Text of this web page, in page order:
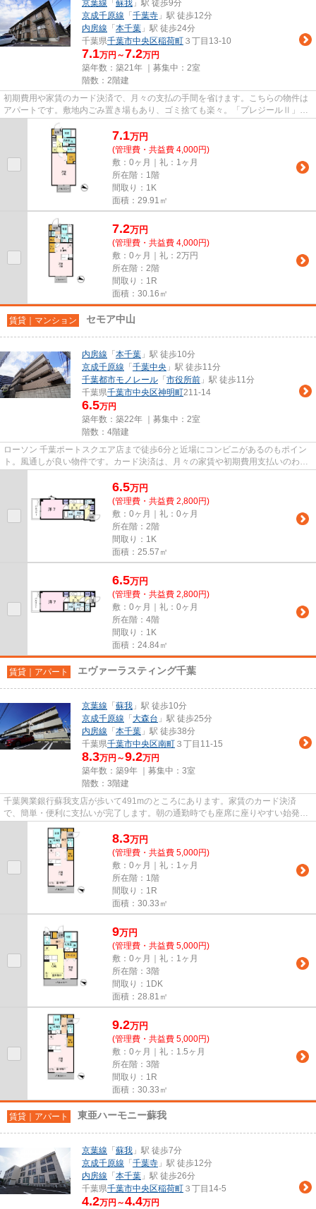
京葉線 「 蘇我 」駅 徒歩9分
京成千原線 「 千葉寺 」駅 徒歩12分
内房線 「 本千葉 」駅 徒歩24分
千葉県千葉市中央区稲荷町 ３丁目13-10
7.1万円～7.2万円
築年数：築21年 ｜募集中： 2室
階数：2階建
初期費用や家賃のカード決済で、月々の支払の手間を省けます。こちらの物件は
アパートです。敷地内ごみ置き場もあり、ゴミ捨ても楽々。「プレジールⅡ」の
物件情報をお探しならお気軽に...
7.1万円
(管理費・共益費 4,000円)
敷：0ヶ月｜礼：1ヶ月
所在階：1階
間取り：1K
面積：29.91㎡
7.2万円
(管理費・共益費 4,000円)
敷：0ヶ月｜礼：2万円
所在階：2階
間取り：1R
面積：30.16㎡
賃貸｜マンション セモア中山
内房線 「 本千葉 」駅 徒歩10分
京成千原線 「 千葉中央 」駅 徒歩11分
千葉都市モノレール 「 市役所前 」駅 徒歩11分
千葉県千葉市中央区神明町211-14
6.5万円
築年数：築22年 ｜募集中： 2室
階数：4階建
ローソン 千葉ポートスクエア店まで徒歩6分と近場にコンビニがあるのもポイン
ト。風通しが良い物件です。カード決済は、月々の家賃や初期費用支払いのわず
6.5万円
(管理費・共益費 2,800円)
敷：0ヶ月｜礼：0ヶ月
所在階：2階
間取り：1K
面積：25.57㎡
6.5万円
(管理費・共益費 2,800円)
敷：0ヶ月｜礼：0ヶ月
所在階：4階
間取り：1K
面積：24.84㎡
賃貸｜アパート エヴァーラスティング千葉
京葉線 「 蘇我 」駅 徒歩10分
京成千原線 「 大森台 」駅 徒歩25分
内房線 「 本千葉 」駅 徒歩38分
千葉県千葉市中央区南町 ３丁目11-15
8.3万円～9.2万円
築年数：築9年 ｜募集中： 3室
階数：3階建
千葉興業銀行蘇我支店が歩いて491mのところにあります。家賃のカード決済
で、簡単・便利に支払いが完了します。朝の通勤時でも座席に座りやすい始発駅
が近くにある物件です。「エヴァ...
8.3万円
(管理費・共益費 5,000円)
敷：0ヶ月｜礼：1ヶ月
所在階：1階
間取り：1R
面積：30.33㎡
9万円
(管理費・共益費 5,000円)
敷：0ヶ月｜礼：1ヶ月
所在階：3階
間取り：1DK
面積：28.81㎡
9.2万円
(管理費・共益費 5,000円)
敷：0ヶ月｜礼：1.5ヶ月
所在階：3階
間取り：1R
面積：30.33㎡
賃貸｜アパート 東亜ハーモニー蘇我
京葉線 「 蘇我 」駅 徒歩7分
京成千原線 「 千葉寺 」駅 徒歩12分
内房線 「 本千葉 」駅 徒歩26分
千葉県千葉市中央区稲荷町 ３丁目14-5
4.2万円～4.4万円